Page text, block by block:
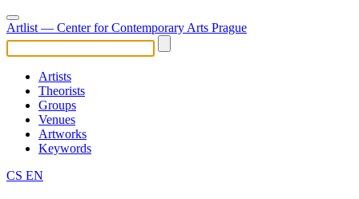
Artlist — Center for Contemporary Arts Prague
Artists
Theorists
Groups
Venues
Artworks
Keywords
CS EN